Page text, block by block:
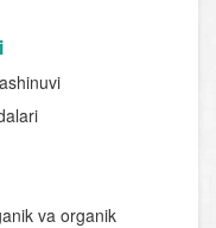
va organik